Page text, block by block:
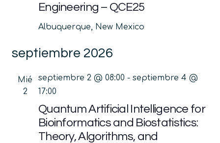
Engineering – QCE25
Albuquerque, New Mexico
septiembre 2026
Mié
2
Quantum Artificial Intelligence for
Bioinformatics and Biostatistics:
Theory, Algorithms, and
septiembre 2 @ 08:00 - septiembre 4 @
17:00